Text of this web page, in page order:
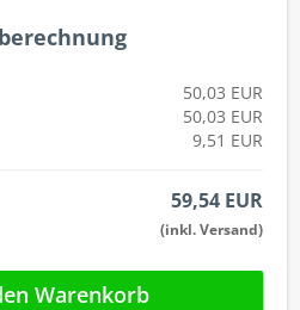
50,03 EUR
50,03 EUR
9,51 EUR
59,54 EUR
(inkl. Versand)
Warenkorb